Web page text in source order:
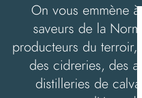
On vous emmène
saveurs de la
producteurs du terroir,
des cidreries, des
distilleries de